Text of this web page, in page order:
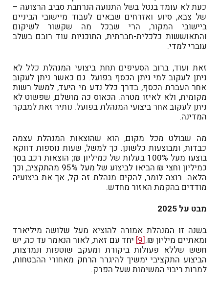
כעת לא עומד בנטל בשל התנועה הנרחבת סביב הרצועה –
של צבא, סיוע ואזרחים שבאים לעבוד מיישובי הביניים
ביישובי המקור, הרי שבכל מה שקשור לשיקום
והתאוששות כלכלית-חברתית, התוכניות עוד רובם בשלב
עוברי למדי.
זאת ועוד, ברוב הסעיפים תחת ביצועי המנהלת כלל לא
ניתן לעקוב למי ניתן הכסף בפועל. גם כאשר ניתן לעקוב
אחר העברת הכסף, בדרך כלל נדע מי היעד, למשל רשות
מקומית, ולא לאיזו מטרה. הכאוס כה מושלם, שפשוט לא
ניתן לעקוב אחר ביצועי המנהלת בפועל. נותיר זאת למבקר
המדינה.
מה שבולט מכל מקום, הוא שהוצאות המנהלת עצמה
כבדות, ומבוצעות כלשונן. כך למשל, שעות נוספות דווקא
בוצעו מעל 100% בעלות של כמיליון ₪; הוצאות רכב בסך
כמיליון וחצי ₪ הביאו לביצוע של מעל 95% מהתקציב, וכך
הלאה. רוצה לומר, להקים מנהלת זה קל, אך את ביצועיה
מודדים בהקמת האזור מחדש.
מבט על 2025
בשנה זו המנהלת אמורה להוציא מעל שלושה מיליארד
ומאתיים מיליון ₪.[9]
יחד עם זאת, לאור הנאמר עד כה, יש
חשש שללא פעולות ביקורת ומעקב שוטפות ונמרצות,
הביצוע התקציבי ימשיך להיגרר הרחק מאחורי ההבטחות,
למרות ריבוי המשימות שעל הפרק.